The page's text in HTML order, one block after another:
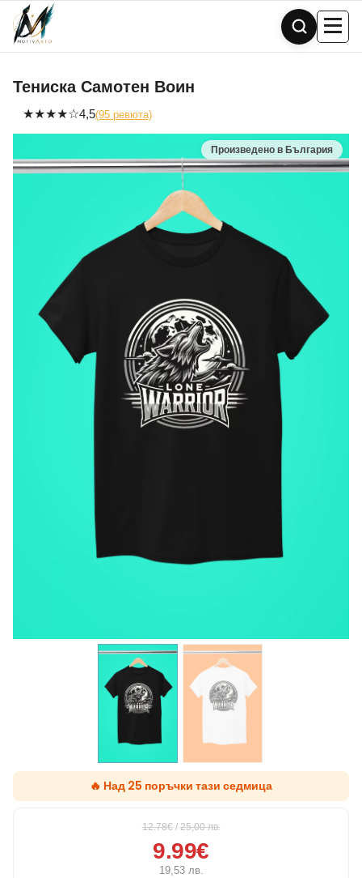
Skip
content
Тениска Самотен Воин
★★★★☆4,5(95 ревюта)
🔥 Над 25 поръчки тази седмица
12.78€ / 25,00лв.
9.99€
19,53 лв.